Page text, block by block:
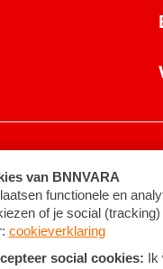
Algemene